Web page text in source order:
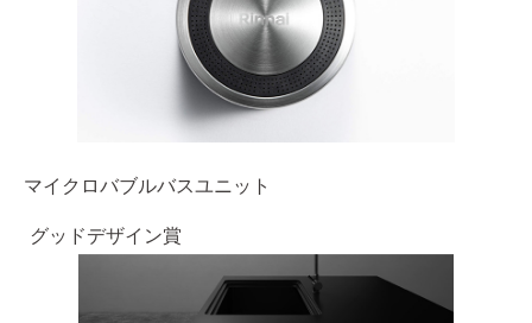
マイクロバブルバスユニット
グッドデザイン賞